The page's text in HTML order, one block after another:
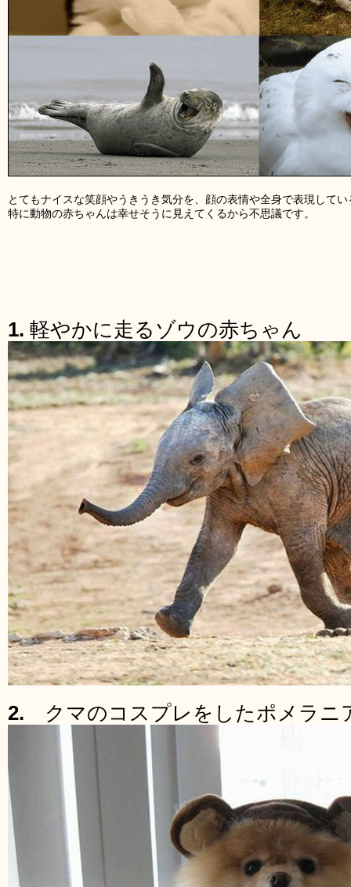
とてもナイスな笑顔やうきうき気分を、顔の表情や全身で表現して
特に動物の赤ちゃんは幸せそうに見えてくるから不思議です。
1. 軽やかに走るゾウの赤ちゃん
2. クマのコスプレをしたポメラニ